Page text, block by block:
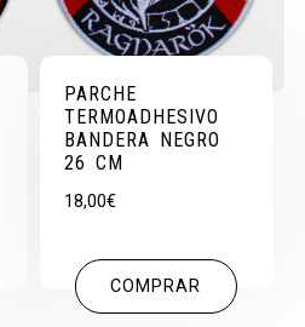
PARCHE
TERMOADHESIVO
BANDERA NEGRO
26 CM
18,00€
COMPRAR